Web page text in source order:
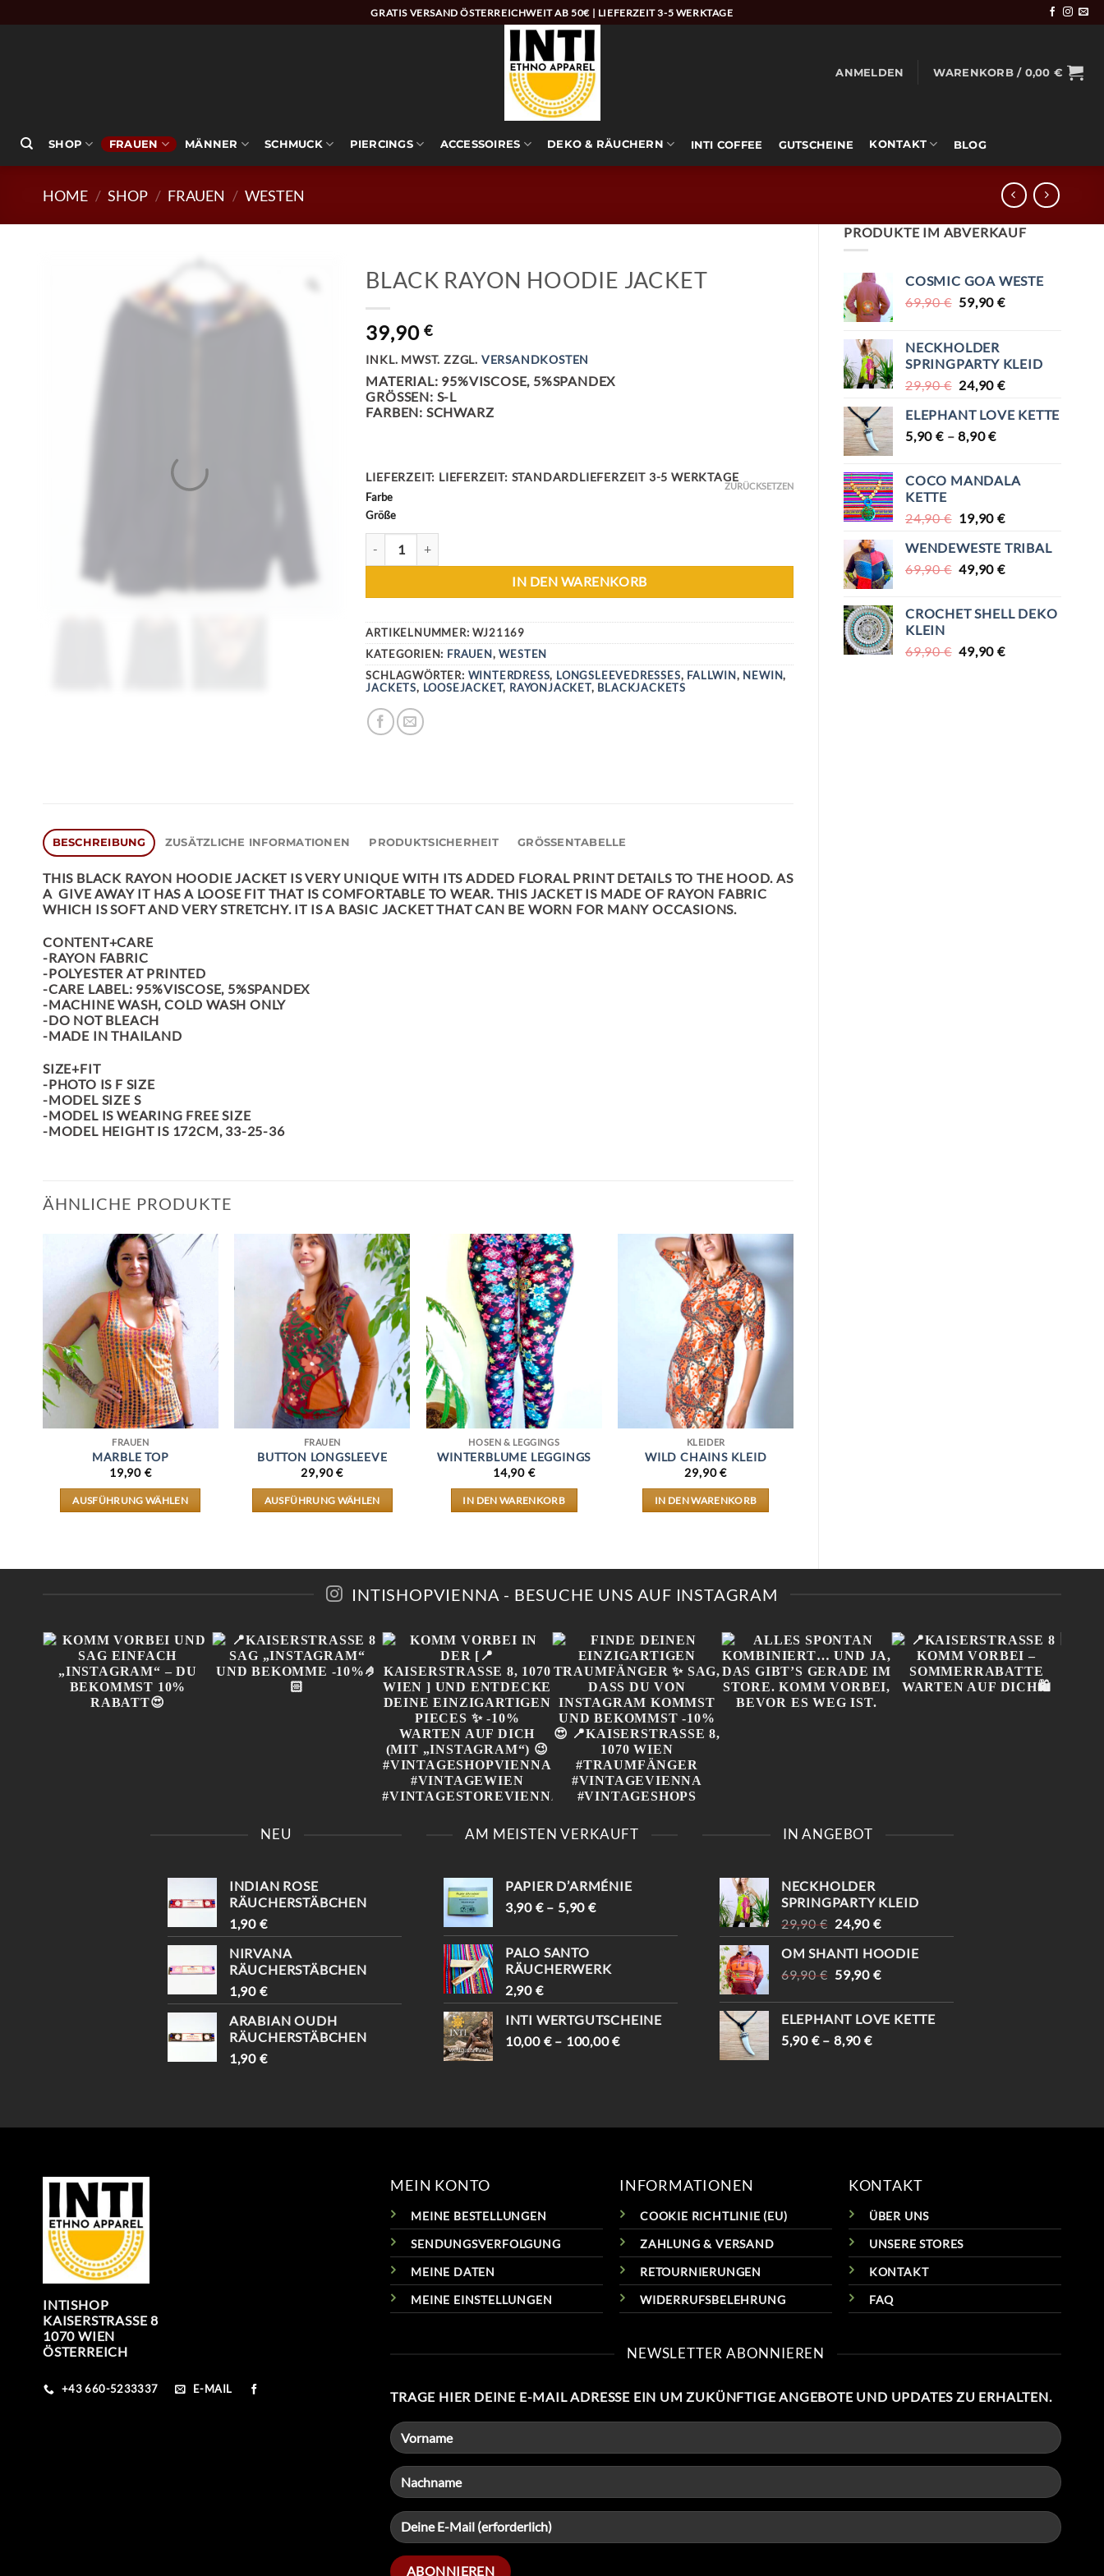
Inhalt
GRATIS VERSAND ÖSTERREICHWEIT AB 50€ | LIEFERZEIT 3-5 WERKTAGE
ANMELDEN WARENKORB / 0,00 €
SHOP FRAUEN MÄNNER SCHMUCK PIERCINGS ACCESSOIRES DEKO & RÄUCHERN INTI COFFEE GUTSCHEINE KONTAKT BLOG
HOME / SHOP / FRAUEN / WESTEN
PRODUKTE IM ABVERKAUF
COSMIC GOA WESTE
69,90€ URSPRÜNGLICHER
69,90 €
59,90€AKTUELLER
NECKHOLDER
SPRINGPARTY KLEID
29,90€ URSPRÜNGLICHER
WAR:
29,90 €
24,90€AKTUELLER
IST:
ELEPHANT LOVE KETTE
5,90 €–8,90€
COCO MANDALA
KETTE
24,90€ URSPRÜNGLICHER
WAR:
24,90 €
19,90€AKTUELLER
IST:
19,90 €.
WENDEWESTE TRIBAL
69,90€ URSPRÜNGLICHER
69,90 €
49,90€AKTUELLER
49,90 €.
CROCHET SHELL DEKO
KLEIN
69,90€ URSPRÜNGLICHER
49,90€AKTUELLER
BLACK RAYON HOODIE JACKET
39,90€
INKL. MWST. ZZGL. VERSANDKOSTEN
MATERIAL: 95%VISCOSE, 5%SPANDEX
GRÖSSEN: S-L
FARBEN: SCHWARZ
LIEFERZEIT: LIEFERZEIT: STANDARDLIEFERZEIT 3-5 WERKTAGE
Farbe
Größe
ZURÜCKSETZEN
IN DEN WARENKORB
ARTIKELNUMMER:WJ21169
KATEGORIEN: FRAUEN,WESTEN
SCHLAGWÖRTER: WINTERDRESS, LONGSLEEVEDRESSES, FALLWIN, NEWIN,
JACKETS, LOOSEJACKET, RAYONJACKET, BLACKJACKETS
BESCHREIBUNG ZUSÄTZLICHE INFORMATIONEN PRODUKTSICHERHEIT GRÖSSENTABELLE
THIS BLACK RAYON HOODIE JACKET IS VERY UNIQUE WITH ITS ADDED FLORAL PRINT DETAILS TO THE HOOD. AS
A GIVE AWAY IT HAS A LOOSE FIT THAT IS COMFORTABLE TO WEAR. THIS JACKET IS MADE OF RAYON FABRIC
WHICH IS SOFT AND VERY STRETCHY. IT IS A BASIC JACKET THAT CAN BE WORN FOR MANY OCCASIONS.
CONTENT+CARE
-RAYON FABRIC
-POLYESTER AT PRINTED
-CARE LABEL: 95%VISCOSE, 5%SPANDEX
-MACHINE WASH, COLD WASH ONLY
-DO NOT BLEACH
-MADE IN THAILAND
SIZE+FIT
-PHOTO IS F SIZE
-MODEL SIZE S
-MODEL IS WEARING FREE SIZE
-MODEL HEIGHT IS 172CM, 33-25-36
ÄHNLICHE PRODUKTE
FRAUEN
MARBLE TOP
19,90 €
AUSFÜHRUNG WÄHLEN
AUF
DER
PRODUKTSEITE
GEWÄHLT
WERDEN
FRAUEN
BUTTON LONGSLEEVE
29,90€
AUSFÜHRUNG WÄHLEN
AUF.
DIE
AUF
DER
PRODUKTSEITE
HOSEN & LEGGINGS
WINTERBLUME LEGGINGS
14,90 €
IN DEN WARENKORB
KLEIDER
WILD CHAINS KLEID
29,90€
IN DEN WARENKORB
INTISHOPVIENNA - BESUCHE UNS AUF INSTAGRAM
EKOMME -10%🤌🏻
070 WIEN ] UND E
-10% WARTEN AUF D
ICH (MIT „INSTAGRAM“) 

#VINTAGESHOPVIENNA #
VINTAGEWIEN #
VINTAGESTOREVIENNA #
INTISHOPVIENNA #
ETHNOSTYLE
TRAUMFÄNGER ✨ SAG,
UND BEKOMMST -10%😍
📍KAISERSTRASSE 8, 1070 W
IEN #TRAUMFÄNGER #
VINTAGEVIENNA #
DAS GIBT’S GERADE IM
NEU
INDIAN ROSE
RÄUCHERSTÄBCHEN
1,90 €
NIRVANA
RÄUCHERSTÄBCHEN
1,90 €
ARABIAN OUDH
RÄUCHERSTÄBCHEN
1,90 €
AM MEISTEN VERKAUFT
PAPIER D’ARMÉNIE
3,90 €– 5,90€
PALO SANTO
RÄUCHERWERK
2,90 €
INTI WERTGUTSCHEINE
10,00 €– 100,00€
IN ANGEBOT
NECKHOLDER
SPRINGPARTY KLEID
29,90€ URSPRÜNGLICHER
PREIS
WAR:
29,90 €
24,90 €AKTUELLER
PREIS
IST:
24,90 €.
OM SHANTI HOODIE
69,90€ URSPRÜNGLICHER
WAR:
69,90 €
59,90 €AKTUELLER
IST:
59,90 €.
ELEPHANT LOVE KETTE
5,90 €–8,90€
INTISHOP
KAISERSTRASSE 8
1070 WIEN
ÖSTERREICH
+43 660-5233337 E-MAIL
MEIN KONTO
MEINE BESTELLUNGEN
SENDUNGSVERFOLGUNG
MEINE DATEN
MEINE EINSTELLUNGEN
INFORMATIONEN
COOKIE RICHTLINIE (EU)
ZAHLUNG & VERSAND
RETOURNIERUNGEN
WIDERRUFSBELEHRUNG
KONTAKT
ÜBER UNS
UNSERE STORES
KONTAKT
FAQ
NEWSLETTER ABONNIEREN
TRAGE HIER DEINE E-MAIL ADRESSE EIN UM ZUKÜNFTIGE ANGEBOTE UND UPDATES ZU ERHALTEN.